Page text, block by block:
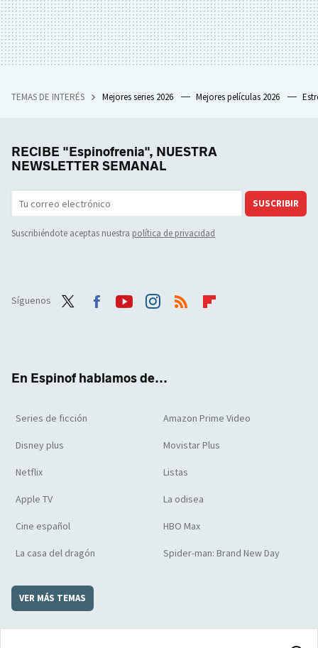
TEMAS DE INTERÉS Mejores series 2026 Mejores películas 2026
RECIBE "Espinofrenia", NUESTRA
NEWSLETTER SEMANAL
SUSCRIBIR
Suscribiéndote aceptas nuestra política de privacidad
Síguenos
En Espinof hablamos de...
Series de ficción Amazon Prime Video
Disney plus Movistar Plus
Netflix Listas
Apple TV La odisea
Cine español HBO Max
La casa del dragón Spider-man: Brand New Day
VER MÁS TEMAS